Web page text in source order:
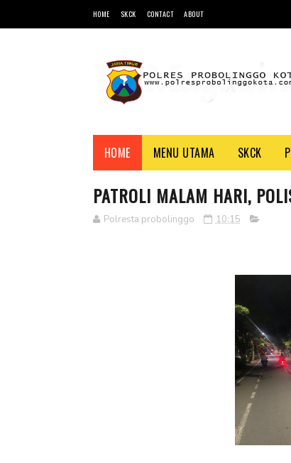
HOME SKCK CONTACT ABOUT
HOME MENU UTAMA SKCK
PATROLI MALAM HARI,
Polresta probolinggo 10:15